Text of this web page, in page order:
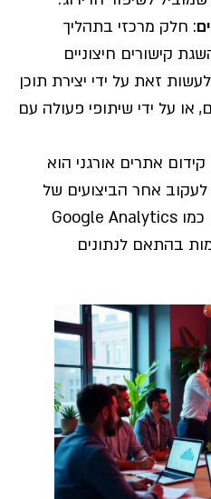
: חלק מרכזי בתהליך
קישורים חיצוניים
זאת על ידי יצירת תוכן
או על ידי שיתופי פעולה עם
קידום אתרים אורגני הוא
אחר הביצועים של
האתר באמצעות כלים כמו Google Analytics
בהתאם לנתונים